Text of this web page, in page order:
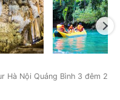
Hà Nội Quảng Bình 3 đêm 2